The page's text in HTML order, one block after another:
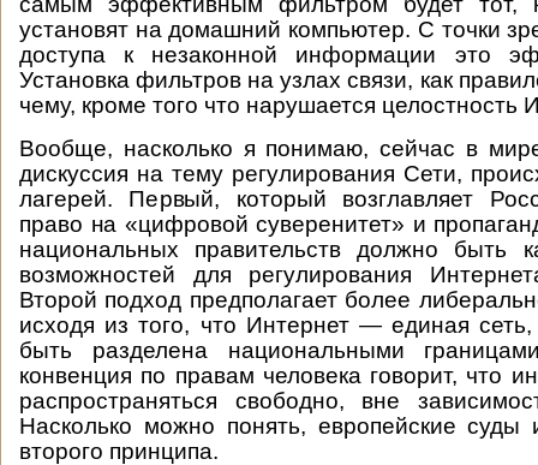
установят на домашний компьютер. С точки
доступа к незаконной информации это
Установка фильтров на узлах связи, как
чему, кроме того что нарушается целостность
Вообще, насколько я понимаю, сейчас в
дискуссия на тему регулирования Сети,
лагерей. Первый, который возглавляет
право на «цифровой суверенитет» и
национальных правительств должно быть
возможностей для регулирования
Второй подход предполагает более
исходя из того, что Интернет — единая
быть разделена национальными
конвенция по правам человека говорит, что
распространяться свободно, вне
Насколько можно понять, европейские суды
второго принципа.